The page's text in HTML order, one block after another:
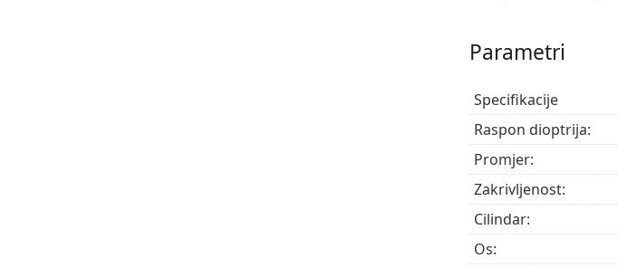
Parametri
Specifikacije
Raspon dioptrija:
Promjer:
Zakrivljenost:
Cilindar:
Os: